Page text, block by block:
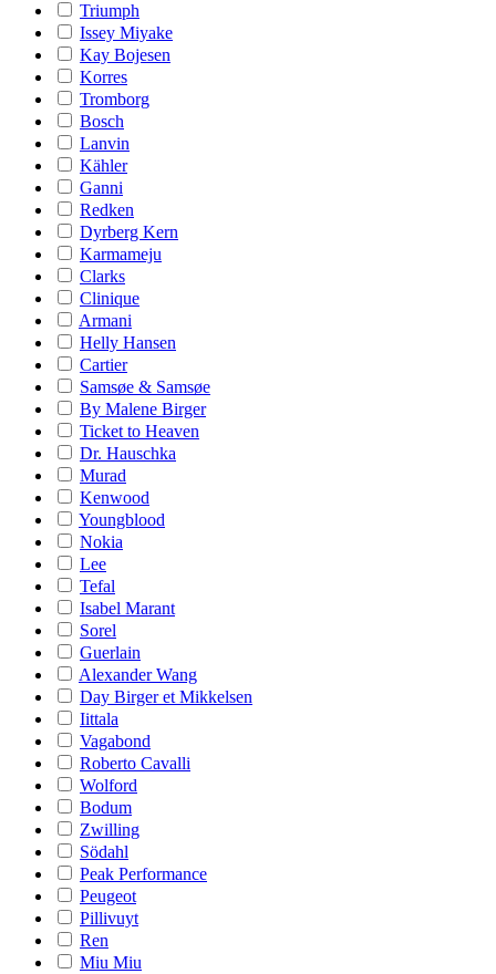
Triumph
Issey Miyake
Kay Bojesen
Korres
Tromborg
Bosch
Lanvin
Kähler
Ganni
Redken
Dyrberg Kern
Karmameju
Clarks
Clinique
Armani
Helly Hansen
Cartier
Samsøe & Samsøe
By Malene Birger
Ticket to Heaven
Dr. Hauschka
Murad
Kenwood
Youngblood
Nokia
Lee
Tefal
Isabel Marant
Sorel
Guerlain
Alexander Wang
Day Birger et Mikkelsen
Iittala
Vagabond
Roberto Cavalli
Wolford
Bodum
Zwilling
Södahl
Peak Performance
Peugeot
Pillivuyt
Ren
Miu Miu